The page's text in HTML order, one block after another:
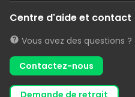
Centre d'aide et contact
Vous avez des questions ?
Contactez-nous
demande de retrait